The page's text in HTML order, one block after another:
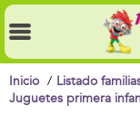
Inicio Listado
Juguetes primera